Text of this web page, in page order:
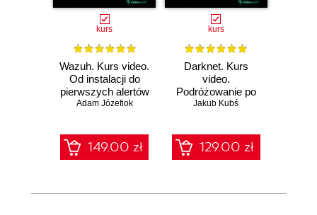
kurs
Wazuh. Kurs video.
Od instalacji do
pierwszych alertów
Adam Józefiok
149.00 zł
kurs
Darknet. Kurs
video.
Podróżowanie po
ciemnej stronie
Jakub Kubś
129.00 zł